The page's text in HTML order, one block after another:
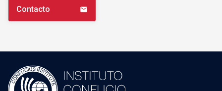
Contacto email